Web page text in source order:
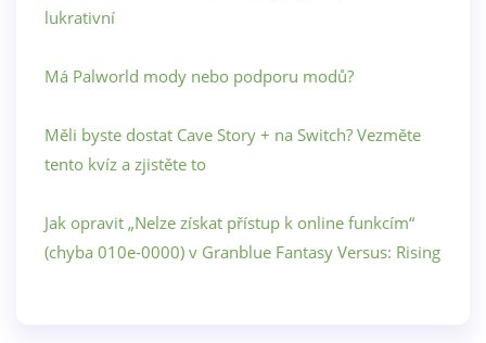
lukrativní
Má Palworld mody nebo podporu modů?
Měli byste dostat Cave Story + na Switch? Vezměte
tento kvíz a zjistěte to
Jak opravit „Nelze získat přístup k online funkcím“
(chyba 010e-0000) v Granblue Fantasy Versus: Rising